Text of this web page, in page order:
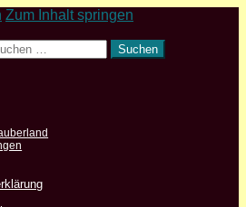
Zum Inhalt springen
Suchen